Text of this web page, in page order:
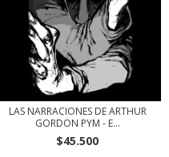
LAS NARRACIONES DE ARTHUR
GORDON PYM - E...
$45.500